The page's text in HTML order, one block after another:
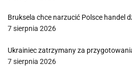
Bruksela chce narzucić Polsce handel
7 sierpnia 2026
Ukrainiec zatrzymany za
7 sierpnia 2026